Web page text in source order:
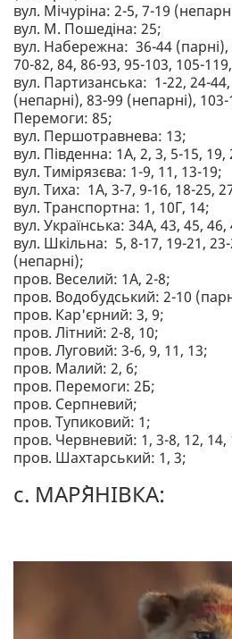
вул. Мічуріна: 2-5, 7-19
вул. М. Пошедіна: 25;
вул. Набережна: 36-44 (парні),
70-82, 84, 86-93, 95-103, 105-
вул. Партизанська: 1-22, 24-
(непарні), 83-99 (непарні),
Перемоги: 85;
вул. Першотравнева: 13;
вул. Південна: 1А, 2, 3, 5-15, 19,
вул. Тимірязєва: 1-9, 11, 13-19;
вул. Тиха: 1А, 3-7, 9-16, 18-25,
вул. Транспортна: 1, 10Г, 14;
вул. Українська: 34А, 43, 45, 46,
вул. Шкільна: 5, 8-17, 19-21,
(непарні);
пров. Веселий: 1А, 2-8;
пров. Водобудський: 2-10
пров. Кар'єрний: 3, 9;
пров. Літний: 2-8, 10;
пров. Луговий: 3-6, 9, 11, 13;
пров. Малий: 2, 6;
пров. Перемоги: 2Б;
пров. Серпневий;
пров. Тупиковий: 1;
пров. Червневий: 1, 3-8, 12, 14,
пров. Шахтарський: 1, 3;
с. МАР`ЯНІВКА: